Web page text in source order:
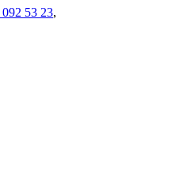
092 53 23,